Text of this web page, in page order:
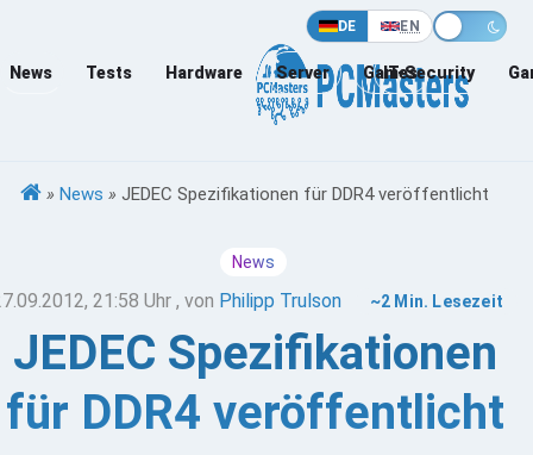
DE EN
News Tests Hardware Server Games
IT-Security
» News » JEDEC Spezifikationen für DDR4 veröffentlicht
News
21:58 Uhr , von Philipp Trulson ~2 Min. Lesezeit
JEDEC Spezifikationen
für DDR4 veröffentlicht